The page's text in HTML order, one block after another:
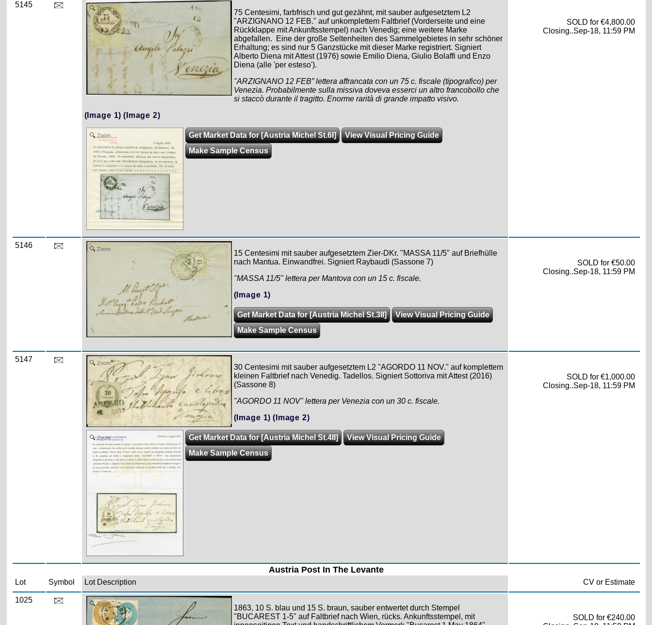
5145 Zoom
75 Centesimi, farbfrisch und gut gezähnt, mit sauber aufgesetztem L2
"ARZIGNANO 12 FEB." auf unkomplettem Faltbrief (Vorderseite und eine
Rückklappe mit Ankunftsstempel) nach Venedig; eine weitere Marke
abgefallen. Eine der große Seltenheiten des Sammelgebietes in sehr schöner
Erhaltung; es sind nur 5 Ganzstücke mit dieser Marke registriert. Signiert
Alberto Diena mit Attest (1976) sowie Emilio Diena, Giulio Bolaffi und Enzo
Diena (alle 'per esteso').
"ARZIGNANO 12 FEB” lettera affrancata con un 75 c. fiscale (tipografico) per
Venezia. Probabilmente sulla missiva doveva esserci un altro francobollo che
si staccò durante il tragitto. Enorme rarità di grande impatto visivo.
(Image 1) (Image 2)
Zoom Get Market Data for [Austria Michel St.6I]
View Visual Pricing Guide
Make Sample Census
SOLD for €4,800.00
Closing..Sep-18, 11:59 PM
5146 Zoom
15 Centesimi mit sauber aufgesetztem Zier-DKr. "MASSA 11/5" auf Briefhülle
nach Mantua. Einwandfrei. Signiert Raybaudi (Sassone 7)
"MASSA 11/5" lettera per Mantova con un 15 c. fiscale.
(Image 1)
Get Market Data for [Austria Michel St.3II]
View Visual Pricing Guide
Make Sample Census
SOLD for €50.00
Closing..Sep-18, 11:59 PM
5147 Zoom
30 Centesimi mit sauber aufgesetztem L2 "AGORDO 11 NOV." auf komplettem
kleinen Faltbrief nach Venedig. Tadellos. Signiert Sottoriva mit Attest (2016)
(Sassone 8)
"AGORDO 11 NOV" lettera per Venezia con un 30 c. fiscale.
(Image 1) (Image 2)
Zoom Get Market Data for [Austria Michel St.4II]
View Visual Pricing Guide
Make Sample Census
SOLD for €1,000.00
Closing..Sep-18, 11:59 PM
Austria Post In The Levante
Lot Symbol Lot Description CV or Estimate
1025 Zoom
1863, 10 S. blau und 15 S. braun, sauber entwertet durch Stempel
"BUCAREST 1-5" auf Faltbrief nach Wien, rücks. Ankunftsstempel, mit
SOLD for €240.00